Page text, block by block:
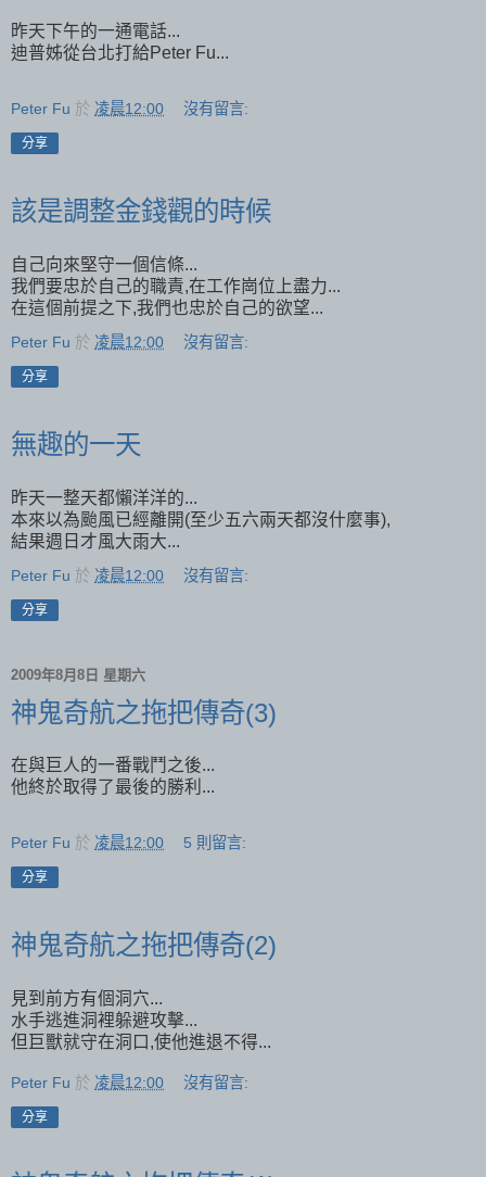
昨天下午的一通電話...
迪普姊從台北打給Peter Fu...
Peter Fu 於 凌晨12:00 沒有留言:
分享
該是調整金錢觀的時候
自己向來堅守一個信條...
我們要忠於自己的職責,在工作崗位上盡力...
在這個前提之下,我們也忠於自己的欲望...
Peter Fu 於 凌晨12:00 沒有留言:
分享
無趣的一天
昨天一整天都懶洋洋的...
本來以為颱風已經離開(至少五六兩天都沒什麼事),
結果週日才風大雨大...
Peter Fu 於 凌晨12:00 沒有留言:
分享
2009年8月8日 星期六
神鬼奇航之拖把傳奇(3)
在與巨人的一番戰鬥之後...
他終於取得了最後的勝利...
Peter Fu 於 凌晨12:00 5 則留言:
分享
神鬼奇航之拖把傳奇(2)
見到前方有個洞穴...
水手逃進洞裡躲避攻擊...
但巨獸就守在洞口,使他進退不得...
Peter Fu 於 凌晨12:00 沒有留言:
分享